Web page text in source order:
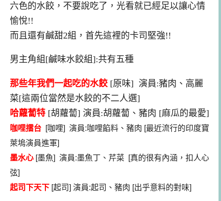
六色的水餃，不要說吃了，光看就已經足以讓心情
愉悅!!
而且還有鹹甜2組，首先這裡的卡司堅強!!
男主角組[鹹味水餃組]:共有五種
那些年我們一起吃的水餃 [原味] 演員:豬肉、高麗
菜[這兩位當然是水餃的不二人選]
哈蘿蔔特 [胡蘿蔔] 演員:胡蘿蔔、豬肉 [麻瓜的最愛]
咖哩擂台 [咖哩] 演員:咖哩餡料、豬肉 [最近流行的印度寶
萊塢演員進軍]
墨水心 [墨魚] 演員:墨魚丁、芹菜 [真的很有內涵，扣人心
弦]
起司下天下 [起司] 演員:起司、豬肉 [出乎意料的對味]